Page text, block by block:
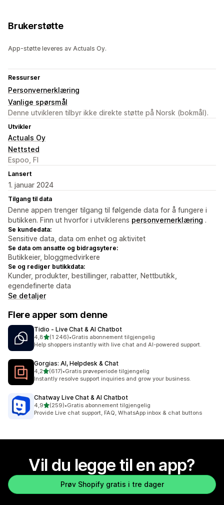
Brukerstøtte
App-støtte leveres av Actuals Oy.
Ressurser
Personvernerklæring
Vanlige spørsmål
Denne utvikleren tilbyr ikke direkte støtte på Norsk (bokmål).
Utvikler
Actuals Oy
Nettsted
Espoo, FI
Lansert
1. januar 2024
Tilgang til data
Denne appen trenger tilgang til følgende data for å fungere i
butikken. Finn ut hvorfor i utviklerens personvernerklæring .
Se kundedata:
Sensitive data, data om enhet og aktivitet
Se data om ansatte og bidragsytere:
Butikkeier, bloggmedvirkere
Se og rediger butikkdata:
Kunder, produkter, bestillinger, rabatter, Nettbutikk,
egendefinerte data
Se detaljer
Flere apper som denne
Tidio ‑ Live Chat & AI Chatbot
4,8av 5 stjerner
(1 246)
Totalt 1246 omtaler
•Gratis abonnement tilgjengelig
Help shoppers instantly with live chat and AI-powered support.
Gorgias: AI, Helpdesk & Chat
4,2av 5 stjerner
(617)
Totalt 617 omtaler
•Gratis prøveperiode tilgjengelig
Instantly resolve support inquiries and grow your business.
Chatway Live Chat & AI Chatbot
4,9av 5 stjerner
(259)
Totalt 259 omtaler
•Gratis abonnement tilgjengelig
Provide Live chat support, FAQ, WhatsApp inbox & chat buttons
Vil du legge til en app?
Prøv Shopify gratis i tre dager